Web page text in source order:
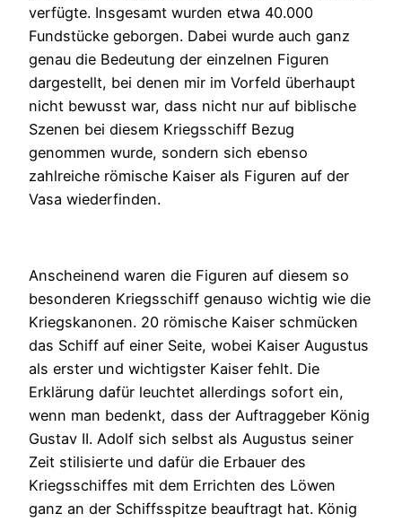
verfügte. Insgesamt wurden etwa 40.000
Fundstücke geborgen. Dabei wurde auch ganz
genau die Bedeutung der einzelnen Figuren
dargestellt, bei denen mir im Vorfeld überhaupt
nicht bewusst war, dass nicht nur auf biblische
Szenen bei diesem Kriegsschiff Bezug
genommen wurde, sondern sich ebenso
zahlreiche römische Kaiser als Figuren auf der
Vasa wiederfinden.
Anscheinend waren die Figuren auf diesem so
besonderen Kriegsschiff genauso wichtig wie die
Kriegskanonen. 20 römische Kaiser schmücken
das Schiff auf einer Seite, wobei Kaiser Augustus
als erster und wichtigster Kaiser fehlt. Die
Erklärung dafür leuchtet allerdings sofort ein,
wenn man bedenkt, dass der Auftraggeber König
Gustav II. Adolf sich selbst als Augustus seiner
Zeit stilisierte und dafür die Erbauer des
Kriegsschiffes mit dem Errichten des Löwen
ganz an der Schiffsspitze beauftragt hat. König